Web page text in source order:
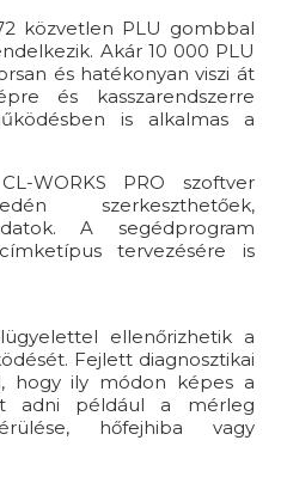
közvetlen PLU gombbal
Akár 10 000 PLU
és hatékonyan viszi át
és kasszarendszerre
is alkalmas a
WORKS PRO szoftver
szerkeszthetőek,
A segédprogram
tervezésére is
ellenőrizhetik a
Fejlett diagnosztikai
hogy ily módon képes a
adni például a mérleg
hőfejhiba vagy